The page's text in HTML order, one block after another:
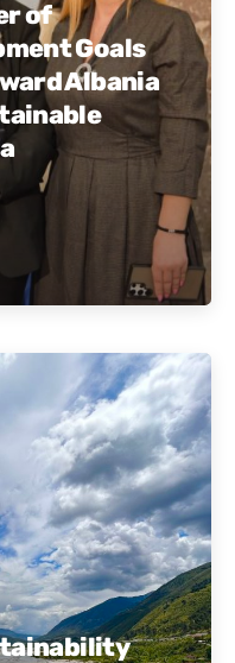
of
Goals
Albania